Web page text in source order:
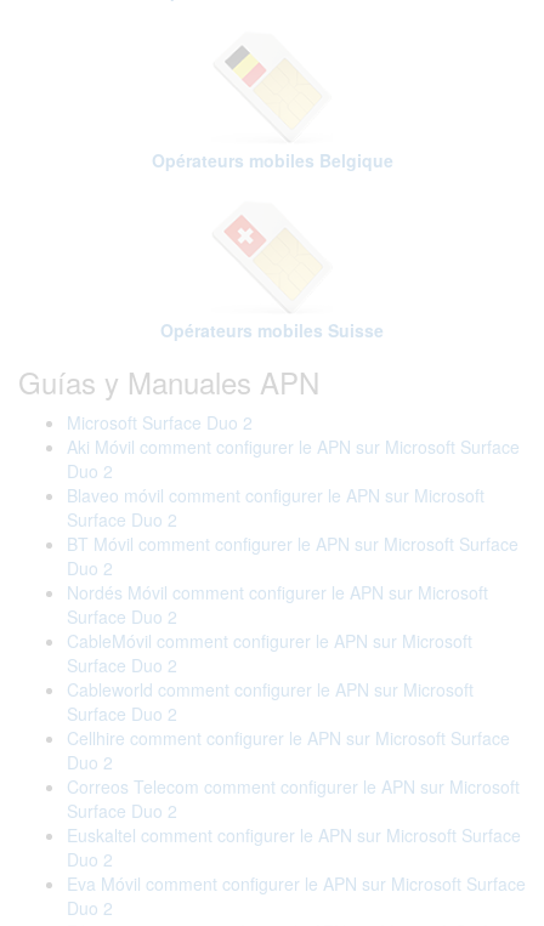
Opérateurs mobiles Belgique
Opérateurs mobiles Suisse
Guías y Manuales APN
Microsoft Surface Duo 2
Aki Móvil comment configurer le APN sur Microsoft Surface
Duo 2
Blaveo móvil comment configurer le APN sur Microsoft
Surface Duo 2
BT Móvil comment configurer le APN sur Microsoft Surface
Duo 2
Nordés Móvil comment configurer le APN sur Microsoft
Surface Duo 2
CableMóvil comment configurer le APN sur Microsoft
Surface Duo 2
Cableworld comment configurer le APN sur Microsoft
Surface Duo 2
Cellhire comment configurer le APN sur Microsoft Surface
Duo 2
Correos Telecom comment configurer le APN sur Microsoft
Surface Duo 2
Euskaltel comment configurer le APN sur Microsoft Surface
Duo 2
Eva Móvil comment configurer le APN sur Microsoft Surface
Duo 2